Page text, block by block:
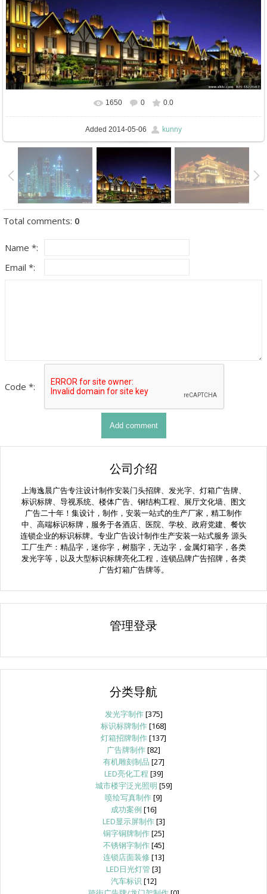
In real size 948x565 / 124.9Kb
1650 0 0.0
Added 2014-05-06 kunny
Total comments: 0
Name *:
Email *:
Code *:
公司介绍
上海逸晨广告专注设计制作安装门头招牌、发光字、灯箱广告牌、
标识标牌、导视系统、楼体广告、钢结构工程、展厅文化墙、图文
广告二十年！集设计，制作，安装一站式的生产厂家，精工制作
中、高端标识标牌，服务于各酒店、医院、学校、政府党建、餐饮
连锁企业的标识标牌。专业广告设计制作生产安装一站式服务 源头
工厂生产：精品字，迷你字，树脂字，无边字，金属灯箱字，各类
发光字等，以及大型标识标牌亮化工程，连锁品牌广告招牌，各类
广告灯箱广告牌等。
管理登录
分类导航
发光字制作[375]
标识标牌制作[168]
灯箱招牌制作[137]
广告牌制作[82]
有机雕刻制品 [27]
LED亮化工程 [39]
城市楼宇泛光照明 [59]
喷绘写真制作[9]
成功案例 [16]
LED显示屏制作[3]
铜字铜牌制作[25]
不锈钢字制作[45]
连锁店面装修 [13]
LED日光灯管[3]
汽车标识 [12]